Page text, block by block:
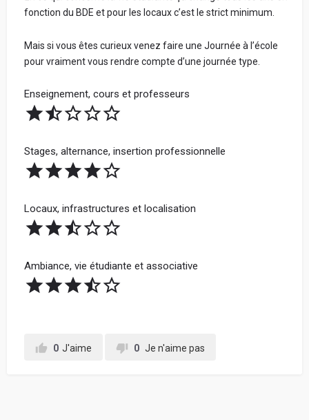
fonction du BDE et pour les locaux c’est le strict minimum.
Mais si vous êtes curieux venez faire une Journée à l’école
pour vraiment vous rendre compte d’une journée type.
Enseignement, cours et professeurs
Stages, alternance, insertion professionnelle
Locaux, infrastructures et localisation
Ambiance, vie étudiante et associative
0 J'aime 0 Je n'aime pas
restent anonymes.
Tous les avis sont vérifiés avant d'être publiés et seront
Bonne rédaction ! 😃
Avis par catégorie :
La note globale de ton école sera la moyenne de ces 4
catégories.
Votre vrai prénom et votre nom - Obligatoire (ne
seront jamais communiqués. Cela nous permet de
l'école) :
Spécialisation
Votre Parcours avant l'école
Votre adresse mail (ne sera jamais communiquée à